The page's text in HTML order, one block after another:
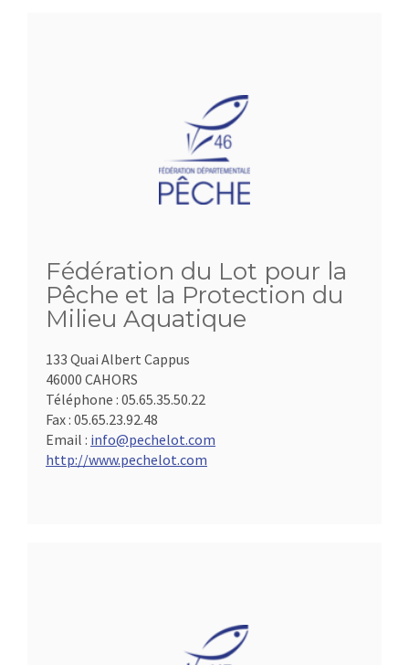
Fédération du Lot pour la
Pêche et la Protection du
Milieu Aquatique
133 Quai Albert Cappus
46000 CAHORS
Téléphone : 05.65.35.50.22
Fax : 05.65.23.92.48
Email : info@pechelot.com
http://www.pechelot.com